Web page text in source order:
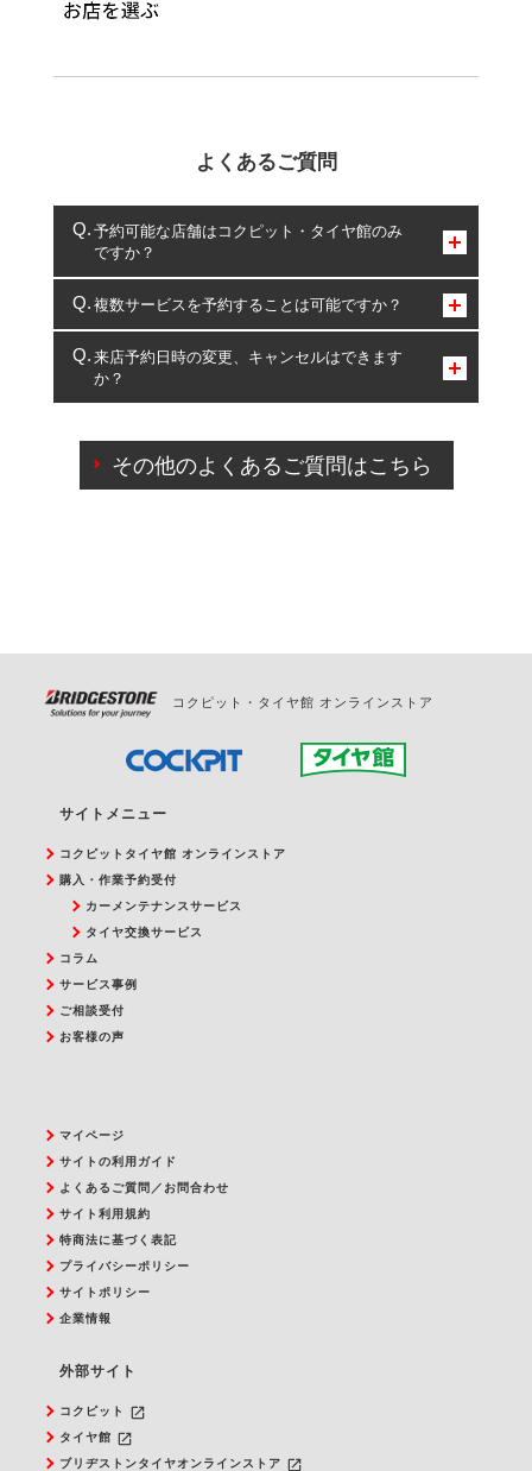
よくあるご質問
予約可能な店舗はコクピット・タイヤ館のみ
ですか？
コクピット・タイヤ館のみとなります。
複数サービスを予約することは可能ですか？
複数サービスのご予約は可能です。
一部の商品・サービスの組み合わせに限り、同時にご予約が
出来ないものもございます。
来店予約日時の変更、キャンセルはできます
か？
ご来店予約日の3営業日前を過ぎている場合のご予約
の日時変更につきましては、直接ご予約の店舗まで
その他のよくあるご質問はこちら
コクピット・タイヤ館 オンラインストア
サイトメニュー
コクピットタイヤ館 オンラインストア
購入・作業予約受付
カーメンテナンスサービス
タイヤ交換サービス
コラム
サービス事例
ご相談受付
お客様の声
マイページ
サイトの利用ガイド
よくあるご質問／お問合わせ
サイト利用規約
特商法に基づく表記
プライバシーポリシー
サイトポリシー
企業情報
外部サイト
コクピット launch
タイヤ館 launch
ブリヂストンタイヤオンラインストア launch